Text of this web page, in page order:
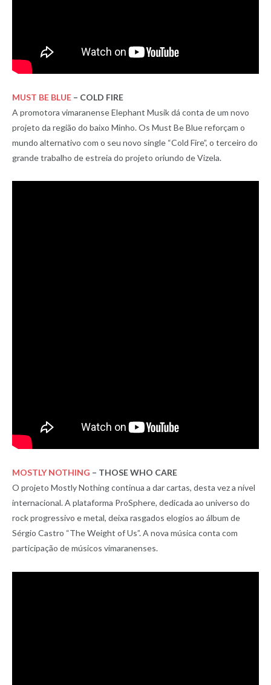
MUST BE BLUE – COLD FIRE
A promotora vimaranense Elephant Musik dá conta de um novo
projeto da região do baixo Minho. Os Must Be Blue reforçam o
mundo alternativo com o seu novo single “Cold Fire”, o terceiro do
grande trabalho de estreia do projeto oriundo de Vizela.
MOSTLY NOTHING – THOSE WHO CARE
O projeto Mostly Nothing continua a dar cartas, desta vez a nível
internacional. A plataforma ProSphere, dedicada ao universo do
rock progressivo e metal, deixa rasgados elogios ao álbum de
Sérgio Castro “The Weight of Us”. A nova música conta com
participação de músicos vimaranenses.